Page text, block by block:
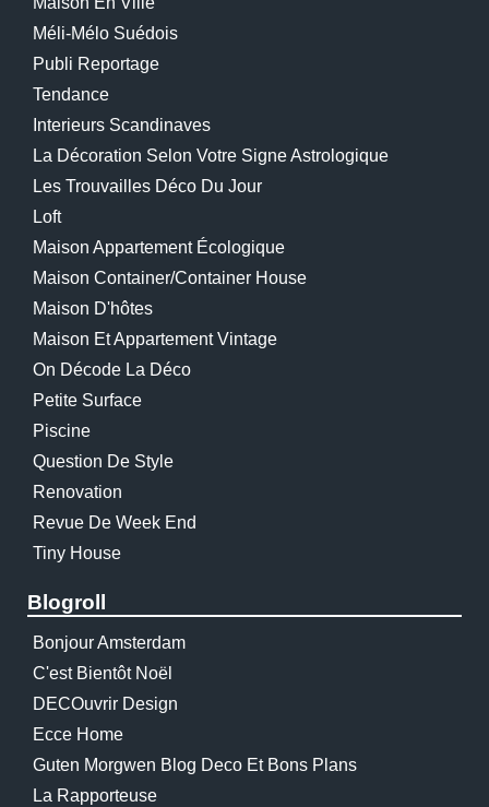
Méli-Mélo Suédois
Publi Reportage
Tendance
Interieurs Scandinaves
La Décoration Selon Votre Signe Astrologique
Les Trouvailles Déco Du Jour
Loft
Maison Appartement Écologique
Maison Container/container House
Maison D'hôtes
Maison Et Appartement Vintage
On Décode La Déco
Petite Surface
Piscine
Question De Style
Renovation
Revue De Week End
Tiny House
Blogroll
Bonjour Amsterdam
C'est Bientôt Noël
DECOuvrir Design
Ecce Home
Guten Morgwen Blog Deco Et Bons Plans
La Rapporteuse